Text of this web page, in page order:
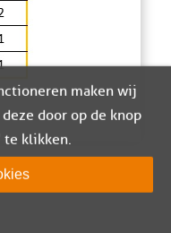
maken wij
door op de knop
te klikken.